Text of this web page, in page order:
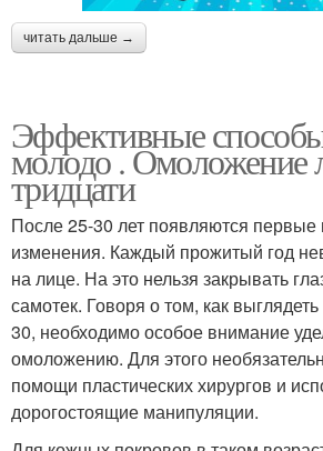
читать дальше →
Эффективные
молодо . Омоложение
тридцати
После 25-30 лет появляются первые
изменения. Каждый прожитый год
на лице. На это нельзя закрывать
самотек. Говоря о том, как
30, необходимо особое внимание
омоложению. Для этого
помощи пластических хирургов и
дорогостоящие манипуляции.